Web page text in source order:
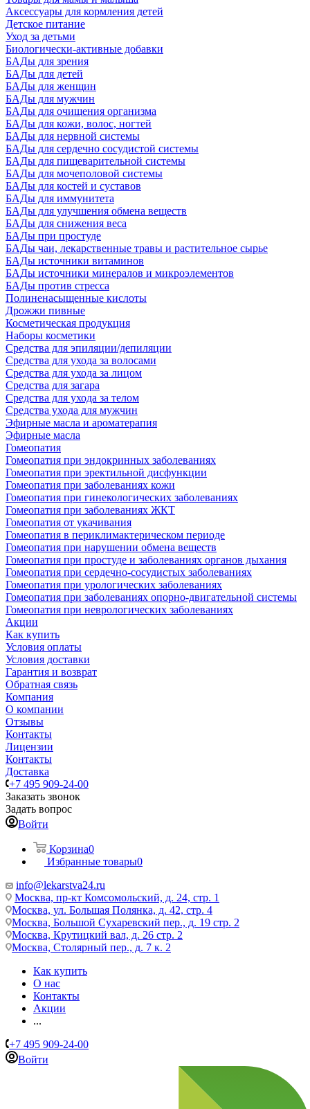
Аксессуары для кормления детей
Детское питание
Уход за детьми
Биологически-активные добавки
БАДы для зрения
БАДы для детей
БАДы для женщин
БАДы для мужчин
БАДы для очищения организма
БАДы для кожи, волос, ногтей
БАДы для нервной системы
БАДы для сердечно сосудистой системы
БАДы для пищеварительной системы
БАДы для мочеполовой системы
БАДы для костей и суставов
БАДы для иммунитета
БАДы для улучшения обмена веществ
БАДы для снижения веса
БАДы при простуде
БАДы чаи, лекарственные травы и растительное сырье
БАДы источники витаминов
БАДы источники минералов и микроэлементов
БАДы против стресса
Полиненасыщенные кислоты
Дрожжи пивные
Косметическая продукция
Наборы косметики
Средства для эпиляции/депиляции
Средства для ухода за волосами
Средства для ухода за лицом
Средства для загара
Средства для ухода за телом
Средства ухода для мужчин
Эфирные масла и ароматерапия
Эфирные масла
Гомеопатия
Гомеопатия при эндокринных заболеваниях
Гомеопатия при эректильной дисфункции
Гомеопатия при заболеваниях кожи
Гомеопатия при гинекологических заболеваниях
Гомеопатия при заболеваниях ЖКТ
Гомеопатия от укачивания
Гомеопатия в периклимактерическом периоде
Гомеопатия при нарушении обмена веществ
Гомеопатия при простуде и заболеваниях органов дыхания
Гомеопатия при сердечно-сосудистых заболеваниях
Гомеопатия при урологических заболеваниях
Гомеопатия при заболеваниях опорно-двигательной системы
Гомеопатия при неврологических заболеваниях
Акции
Как купить
Условия оплаты
Условия доставки
Гарантия и возврат
Обратная связь
Компания
О компании
Отзывы
Контакты
Лицензии
Контакты
Доставка
+7 495 909-24-00
Заказать звонок
Задать вопрос
Войти
Корзина0
Избранные товары0
info@lekarstva24.ru
Москва, пр-кт Комсомольский, д. 24, стр. 1
Москва, ул. Большая Полянка, д. 42, стр. 4
Москва, Большой Сухаревский пер., д. 19 стр. 2
Москва, Крутицкий вал, д. 26 стр. 2
Москва, Столярный пер., д. 7 к. 2
Как купить
О нас
Контакты
Акции
...
+7 495 909-24-00
Войти